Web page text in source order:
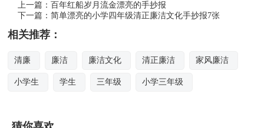
上一篇：百年红船岁月流金漂亮的手抄报
下一篇：简单漂亮的小学四年级清正廉洁文化手抄报7张
相关推荐：
清廉 廉洁 廉洁文化 清正廉洁 家风廉洁
小学生 学生 三年级 小学三年级